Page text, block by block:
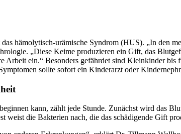
hämolytisch-urämische Syndrom (HUS). „In den
„Diese Keime produzieren ein Gift, das
Arbeit ein.“ Besonders gefährdet sind Kleinkinder
sollte sofort ein Kinderarzt oder
kann, zählt jede Stunde. Zunächst wird das
weist die Bakterien nach, die das schädigende Gift